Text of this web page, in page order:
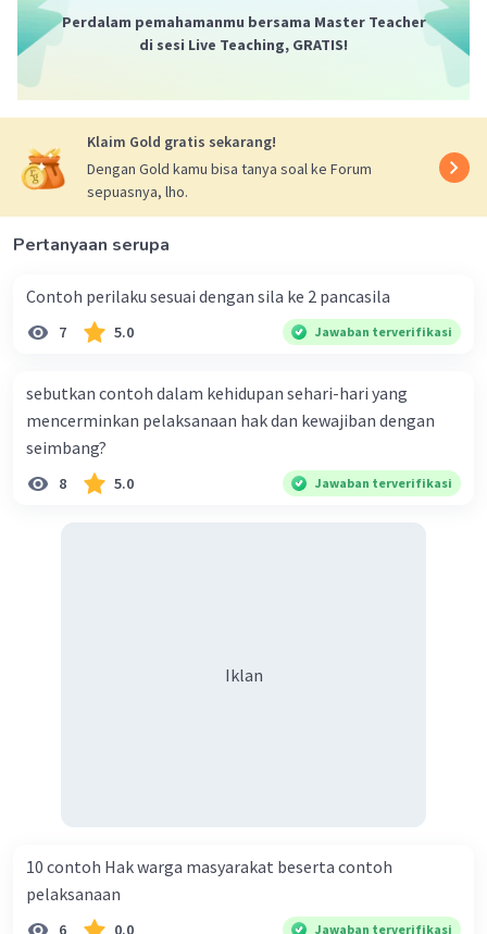
Iklan
mendapat perlindungan hukum
mendapat pelayanan masyarakat
Perdalam pemahamanmu bersama Master Teacher
di sesi Live Teaching, GRATIS!
Klaim Gold gratis sekarang!
Dengan Gold kamu bisa tanya soal ke Forum
sepuasnya, lho.
Pertanyaan serupa
Contoh perilaku sesuai dengan sila ke 2 pancasila
7 5.0 Jawaban terverifikasi
sebutkan contoh dalam kehidupan sehari-hari yang
mencerminkan pelaksanaan hak dan kewajiban dengan
seimbang?
8 5.0 Jawaban terverifikasi
Iklan
10 contoh Hak warga masyarakat beserta contoh
pelaksanaan
6 0.0 Jawaban terverifikasi